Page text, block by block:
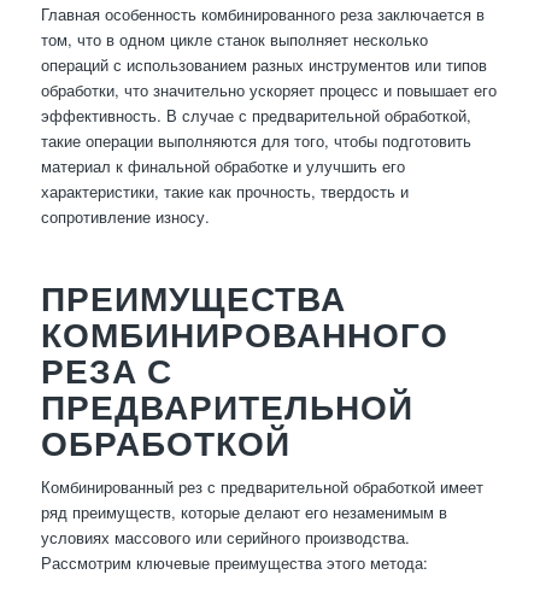
Главная особенность комбинированного реза заключается в
том, что в одном цикле станок выполняет несколько
операций с использованием разных инструментов или типов
обработки, что значительно ускоряет процесс и повышает его
эффективность. В случае с предварительной обработкой,
такие операции выполняются для того, чтобы подготовить
материал к финальной обработке и улучшить его
характеристики, такие как прочность, твердость и
сопротивление износу.
ПРЕИМУЩЕСТВА
КОМБИНИРОВАННОГО
РЕЗА С
ПРЕДВАРИТЕЛЬНОЙ
ОБРАБОТКОЙ
Комбинированный рез с предварительной обработкой имеет
ряд преимуществ, которые делают его незаменимым в
условиях массового или серийного производства.
Рассмотрим ключевые преимущества этого метода: